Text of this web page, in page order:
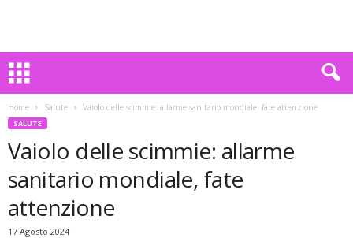
Home Salute Vaiolo delle scimmie: allarme sanitario mondiale, fate attenzione
SALUTE
Vaiolo delle scimmie: allarme
sanitario mondiale, fate
attenzione
17 Agosto 2024